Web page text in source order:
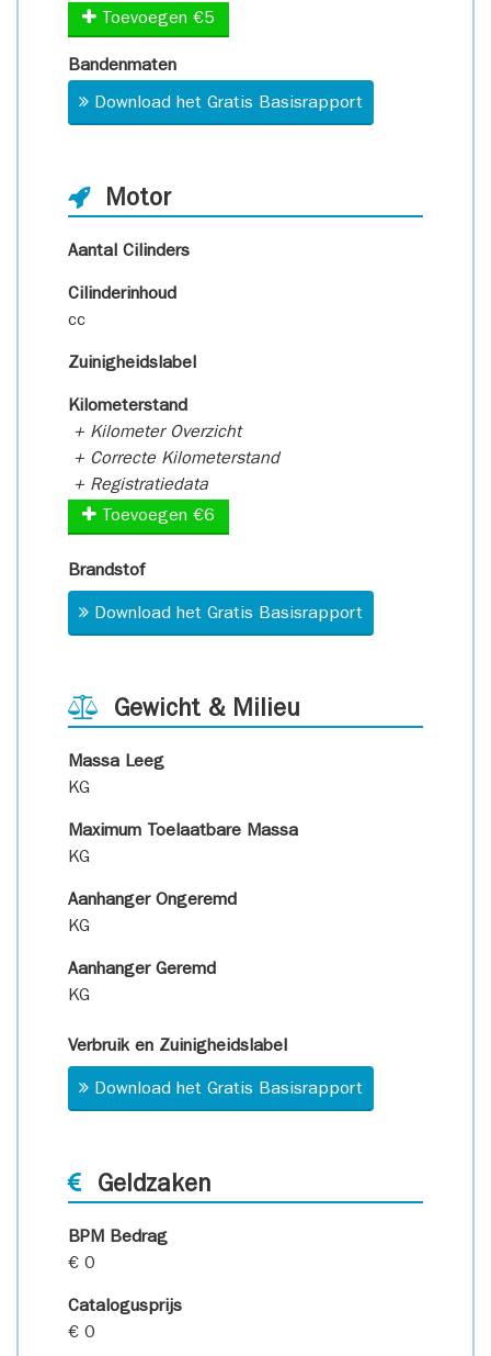
Toevoegen €5
Bandenmaten
Download het Gratis Basisrapport
Motor
Aantal Cilinders
Cilinderinhoud
cc
Zuinigheidslabel
Kilometerstand
+ Kilometer Overzicht
+ Correcte Kilometerstand
+ Registratiedata
Toevoegen €6
Brandstof
Download het Gratis Basisrapport
Gewicht & Milieu
Massa Leeg
KG
Maximum Toelaatbare Massa
KG
Aanhanger Ongeremd
KG
Aanhanger Geremd
KG
Verbruik en Zuinigheidslabel
Download het Gratis Basisrapport
Geldzaken
BPM Bedrag
€ 0
Catalogusprijs
€ 0